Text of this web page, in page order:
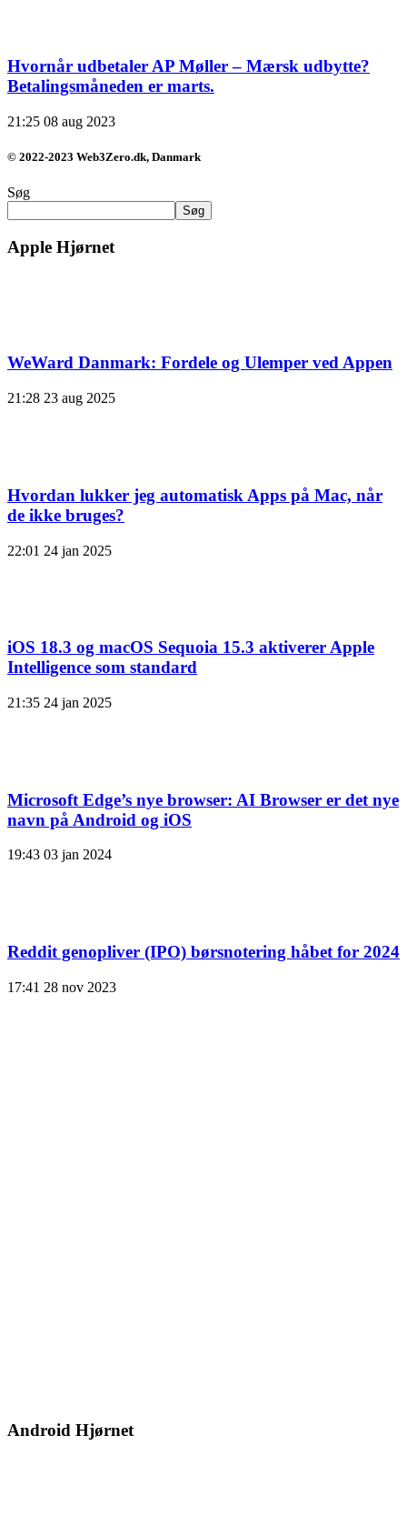
Hvornår udbetaler AP Møller – Mærsk udbytte?
Betalingsmåneden er marts.
21:25 08 aug 2023
© 2022-2023 Web3Zero.dk, Danmark
Søg
Søg
Apple Hjørnet
WeWard Danmark: Fordele og Ulemper ved Appen
21:28 23 aug 2025
Hvordan lukker jeg automatisk Apps på Mac, når
de ikke bruges?
22:01 24 jan 2025
iOS 18.3 og macOS Sequoia 15.3 aktiverer Apple
Intelligence som standard
21:35 24 jan 2025
Microsoft Edge’s nye browser: AI Browser er det nye
navn på Android og iOS
19:43 03 jan 2024
Reddit genopliver (IPO) børsnotering håbet for 2024
17:41 28 nov 2023
Android Hjørnet